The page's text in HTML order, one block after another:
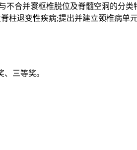
不合并寰枢椎脱位及脊髓空洞的分
柱退变性疾病;提出并建立颈椎病
三等奖。